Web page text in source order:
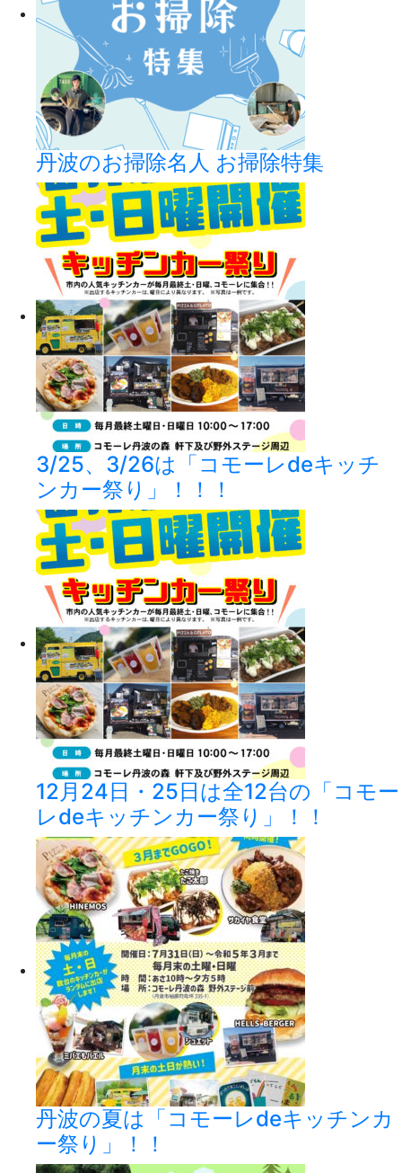
丹波のお掃除名人 お掃除特集
3/25、3/26は「コモーレdeキッチ
ンカー祭り」！！！
12月24日・25日は全12台の「コモー
レdeキッチンカー祭り」！！
丹波の夏は「コモーレdeキッチンカ
ー祭り」！！